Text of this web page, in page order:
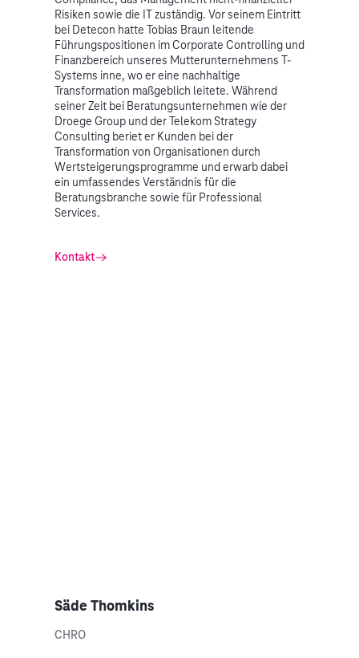
Risiken sowie die IT zuständig. Vor seinem Eintritt
bei Detecon hatte Tobias Braun leitende
Führungspositionen im Corporate Controlling und
Finanzbereich unseres Mutterunternehmens T-
Systems inne, wo er eine nachhaltige
Transformation maßgeblich leitete. Während
seiner Zeit bei Beratungsunternehmen wie der
Droege Group und der Telekom Strategy
Consulting beriet er Kunden bei der
Transformation von Organisationen durch
Wertsteigerungsprogramme und erwarb dabei
ein umfassendes Verständnis für die
Beratungsbranche sowie für Professional
Services.
Kontakt
Säde Thomkins
CHRO